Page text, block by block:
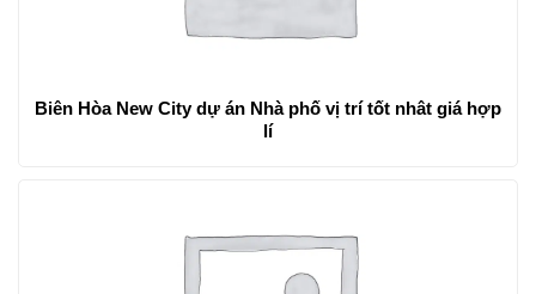
Biên Hòa New City dự án Nhà phố vị trí tốt nhât giá hợp
lí